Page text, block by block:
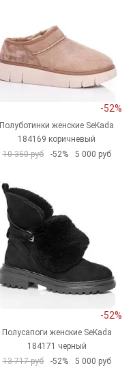
-52%
Полуботинки женские SeKada
184169 коричневый
10 350 руб
-52% 5 000 руб
-52%
Полусапоги женские SeKada
184171 черный
13 717 руб
-52% 5 000 руб